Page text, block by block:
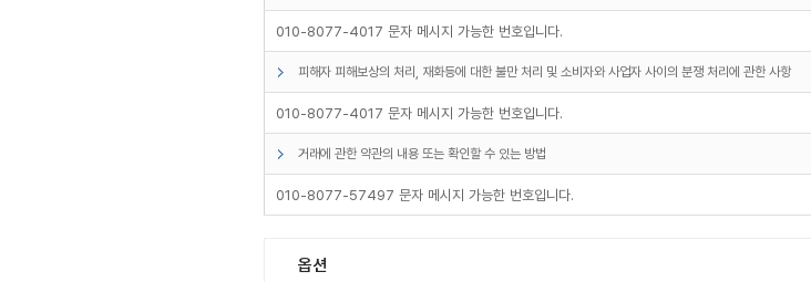
010-8077-4017 문자 메시지 가능한 번호입니다.
피해자 피해보상의 처리, 재화등에 대한 불만 처리 및 소비자와 사업자 사이의 분쟁 처리에 관한 사항
010-8077-4017 문자 메시지 가능한 번호입니다.
거래에 관한 약관의 내용 또는 확인할 수 있는 방법
010-8077-57497 문자 메시지 가능한 번호입니다.
옵션